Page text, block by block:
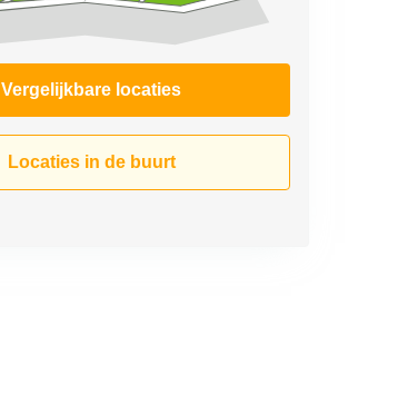
Vergelijkbare locaties
Locaties in de buurt